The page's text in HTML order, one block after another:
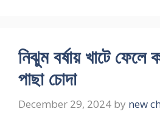
নিঝুম বর্ষায় খাটে ফেলে
পাছা চোদা
December 29, 2024 by new